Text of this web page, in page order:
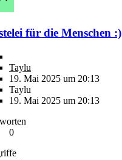
für die Menschen :)
Taylu
19. Mai 2025 um 20:13
Taylu
19. Mai 2025 um 20:13
0